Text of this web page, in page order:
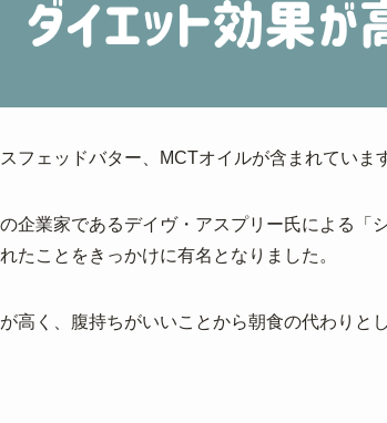
フェッドバター、MCTオイルが含まれていま
企業家であるデイヴ・アスプリー氏による「
たことをきっかけに有名となりました。
高く、腹持ちがいいことから朝食の代わりと